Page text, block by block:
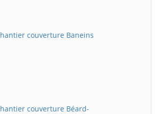
couverture Baneins
couverture Béard-